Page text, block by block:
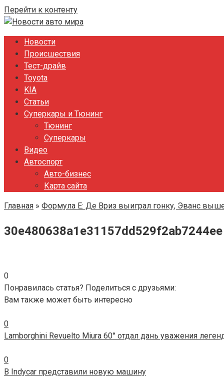
Перейти к контенту
Новости
Происшествия
Тест-драйв
Toyota
KIA
Статьи
Суперкары и Тюнинг
Тюнинг
Суперкары
Видео
Автоспорт
Авто-бизнес
Карта сайта
Главная » Формула E: Де Вриз выиграл гонку, Эванс
30e480638a1e31157dd529f2ab7244ee
0
Понравилась статья? Поделиться с друзьями:
Вам также может быть интересно
0
Lamborghini Revuelto Miura 60° отдал дань уважения
0
В Indycar представили новую машину